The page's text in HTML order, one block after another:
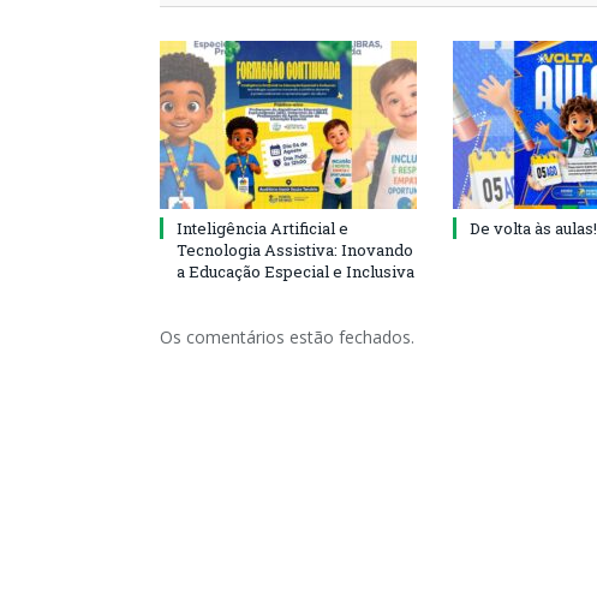
Inteligência Artificial e
Tecnologia Assistiva: Inovando
a Educação Especial e Inclusiva
De volta às aulas!
Os comentários estão fechados.